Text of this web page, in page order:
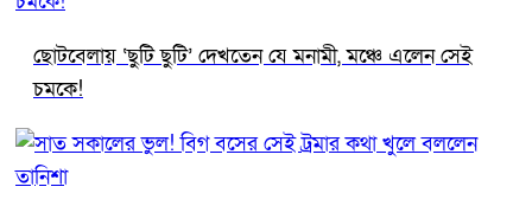
ছোটবেলায় ‘ছুটি ছুটি’ দেখতেন যে মনামী, মঞ্চে এলেন সেই
চমকে!